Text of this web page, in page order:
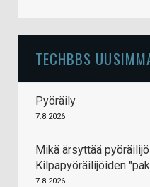
TECHBBS
Pyöräily
7.8.2026
Mikä ärsyttää
Kilpapyöräilijöiden
7.8.2026